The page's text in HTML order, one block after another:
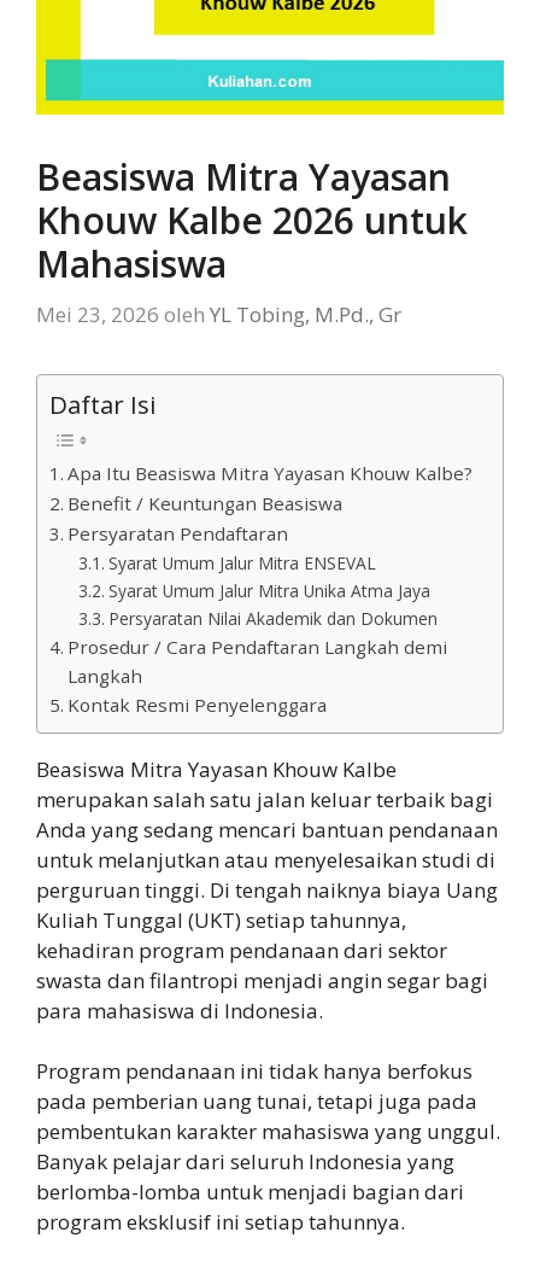
Beasiswa Mitra Yayasan
Khouw Kalbe 2026 untuk
Mahasiswa
Mei 23, 2026 oleh YL Tobing, M.Pd., Gr
Daftar Isi
Apa Itu Beasiswa Mitra Yayasan Khouw Kalbe?
Benefit / Keuntungan Beasiswa
Persyaratan Pendaftaran
Syarat Umum Jalur Mitra ENSEVAL
Syarat Umum Jalur Mitra Unika Atma Jaya
Persyaratan Nilai Akademik dan Dokumen
Prosedur / Cara Pendaftaran Langkah demi
Langkah
Kontak Resmi Penyelenggara
Beasiswa Mitra Yayasan Khouw Kalbe
merupakan salah satu jalan keluar terbaik bagi
Anda yang sedang mencari bantuan pendanaan
untuk melanjutkan atau menyelesaikan studi di
perguruan tinggi. Di tengah naiknya biaya Uang
Kuliah Tunggal (UKT) setiap tahunnya,
kehadiran program pendanaan dari sektor
swasta dan filantropi menjadi angin segar bagi
para mahasiswa di Indonesia.
Program pendanaan ini tidak hanya berfokus
pada pemberian uang tunai, tetapi juga pada
pembentukan karakter mahasiswa yang unggul.
Banyak pelajar dari seluruh Indonesia yang
berlomba-lomba untuk menjadi bagian dari
program eksklusif ini setiap tahunnya.